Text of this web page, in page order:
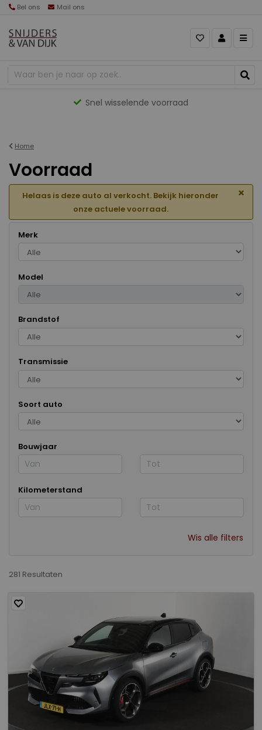
Bel ons Mail ons
Gevarieerd aanbod
Home
Voorraad
Helaas is deze auto al verkocht. Bekijk hieronder
onze actuele voorraad.
×
Merk
Model
Brandstof
Transmissie
Soort auto
Bouwjaar
Kilometerstand
Wis alle filters
281 Resultaten